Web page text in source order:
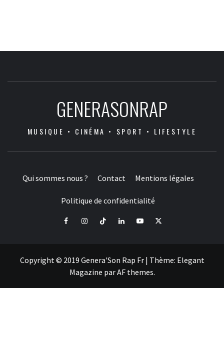
GENERASONRAP
MUSIQUE • CINÉMA • SPORT • LIFESTYLE
Qui sommes nous ? Contact Mentions légales
Politique de confidentialité
FacebookInstagramTiktok LinkedInYoutube
X
Copyright © 2019 Genera'Son Rap Fr | Thème: Elegant
Magazine parAF themes.